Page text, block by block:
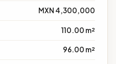
MXN 4,300,000
110.00 m²
96.00 m²